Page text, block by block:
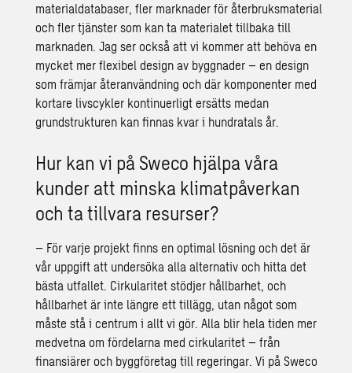
materialdatabaser, fler marknader för återbruksmaterial
och fler tjänster som kan ta materialet tillbaka till
marknaden. Jag ser också att vi kommer att behöva en
mycket mer flexibel design av byggnader – en design
som främjar återanvändning och där komponenter med
kortare livscykler kontinuerligt ersätts medan
grundstrukturen kan finnas kvar i hundratals år.
Hur kan vi på Sweco hjälpa våra
kunder att minska klimatpåverkan
och ta tillvara resurser?
– För varje projekt finns en optimal lösning och det är
vår uppgift att undersöka alla alternativ och hitta det
bästa utfallet. Cirkularitet stödjer hållbarhet, och
hållbarhet är inte längre ett tillägg, utan något som
måste stå i centrum i allt vi gör. Alla blir hela tiden mer
medvetna om fördelarna med cirkularitet – från
finansiärer och byggföretag till regeringar. Vi på Sweco